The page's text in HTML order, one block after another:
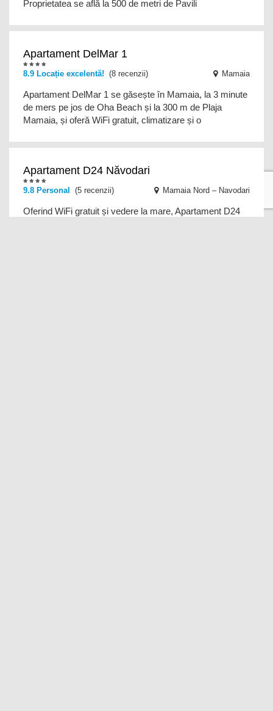
Proprietatea se află la 500 de metri de Pavili
Apartament DelMar 1
8.9 Locație excelentă! (8 recenzii) Mamaia
Apartament DelMar 1 se găsește în Mamaia, la 3 minute
de mers pe jos de Oha Beach și la 300 m de Plaja
Mamaia, și oferă WiFi gratuit, climatizare și o
Apartament D24 Năvodari
9.8 Personal (5 recenzii) Mamaia Nord – Navodari
Oferind WiFi gratuit și vedere la mare, Apartament D24